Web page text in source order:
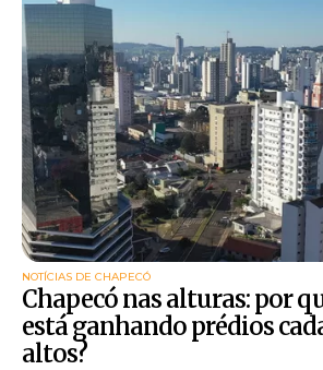
NOTÍCIAS DE CHAPECÓ
Chapecó nas alturas: por
está ganhando prédios
altos?